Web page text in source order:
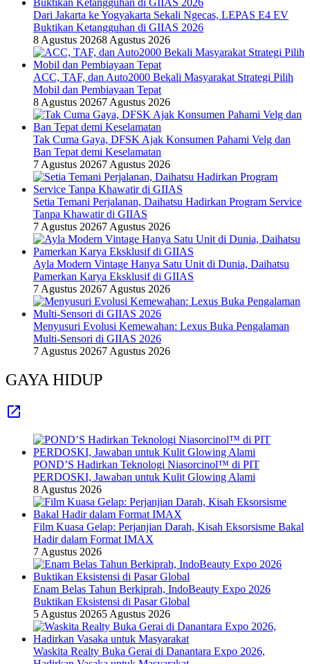
Dari Jakarta ke Yogyakarta Sekali Ngecas, LEPAS E4 EV
Buktikan Ketangguhan di GIIAS 2026
8 Agustus 20268 Agustus 2026
ACC, TAF, dan Auto2000 Bekali Masyarakat Strategi Pilih
Mobil dan Pembiayaan Tepat
8 Agustus 20267 Agustus 2026
Tak Cuma Gaya, DFSK Ajak Konsumen Pahami Velg dan
Ban Tepat demi Keselamatan
7 Agustus 20267 Agustus 2026
Setia Temani Perjalanan, Daihatsu Hadirkan Program Service
Tanpa Khawatir di GIIAS
7 Agustus 20267 Agustus 2026
Ayla Modern Vintage Hanya Satu Unit di Dunia, Daihatsu
Pamerkan Karya Eksklusif di GIIAS
7 Agustus 20267 Agustus 2026
Menyusuri Evolusi Kemewahan: Lexus Buka Pengalaman
Multi-Sensori di GIIAS 2026
7 Agustus 20267 Agustus 2026
GAYA HIDUP
POND’S Hadirkan Teknologi Niasorcinol™ di PIT
PERDOSKI, Jawaban untuk Kulit Glowing Alami
8 Agustus 2026
Film Kuasa Gelap: Perjanjian Darah, Kisah Eksorsisme Bakal
Hadir dalam Format IMAX
7 Agustus 2026
Enam Belas Tahun Berkiprah, IndoBeauty Expo 2026
Buktikan Eksistensi di Pasar Global
5 Agustus 20265 Agustus 2026
Waskita Realty Buka Gerai di Danantara Expo 2026,